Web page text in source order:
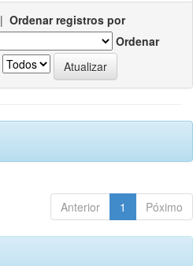
| Ordenar registros por
Ordenar
Anterior 1 Póximo